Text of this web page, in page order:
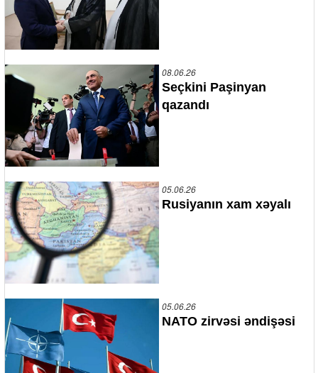
08.06.26
Seçkini Paşinyan
qazandı
05.06.26
Rusiyanın xam xəyalı
05.06.26
NATO zirvəsi əndişəsi